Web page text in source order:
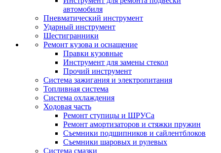
автомобиля
Пневматический инструмент
Ударный инструмент
Шестигранники
Ремонт кузова и оснащение
Правки кузовные
Инструмент для замены стекол
Прочий инструмент
Система зажигания и электропитания
Топливная система
Система охлаждения
Ходовая часть
Ремонт ступицы и ШРУСа
Ремонт амортизаторов и стяжки пружин
Съемники подшипников и сайлентблоков
Съемники шаровых и рулевых
Система смазки